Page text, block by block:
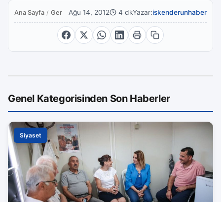
Ana Sayfa / Genel Ağu 14, 2012 4 dkYazar:iskenderunhaber
Genel Kategorisinden Son Haberler
Siyaset